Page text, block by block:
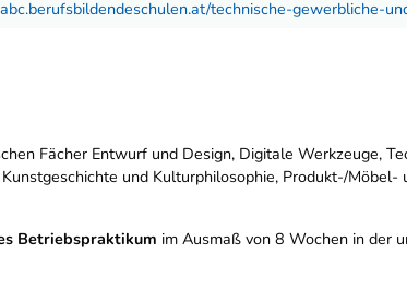
technische-gewerbliche-
Fächer Entwurf und Design, Digitale Werkzeuge,
und Kulturphilosophie, Produkt-/
Betriebspraktikum im Ausmaß von 8 Wochen in der